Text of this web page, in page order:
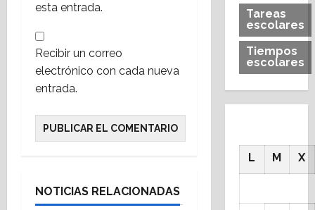
esta entrada.
Recibir un correo
electrónico con cada nueva
entrada.
NOTICIAS RELACIONADAS
Videos
Tareas
escolares
Tiempos
escolares
L M X